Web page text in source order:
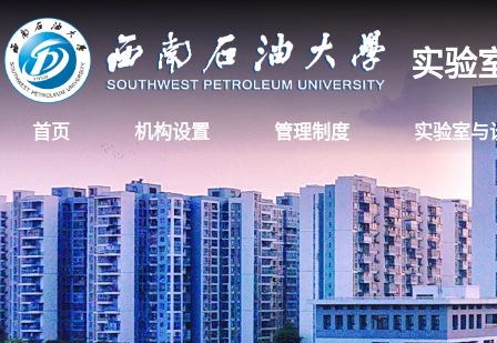
实验
首页 机构设置 管理制度 实验室与